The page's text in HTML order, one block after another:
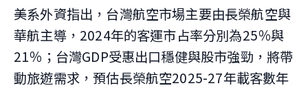
美系外資指出，台灣航空市場主要由長榮航空與
華航主導，2024年的客運市占率分別為25％與
21％；台灣GDP受惠出口穩健與股市強勁，將帶
動旅遊需求，預估長榮航空2025-27年載客數年